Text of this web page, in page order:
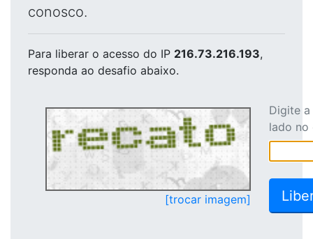
conosco.
Para liberar o acesso do IP 216.73.216.193,
responda ao desafio abaixo.
[trocar imagem]
Digite
lado no